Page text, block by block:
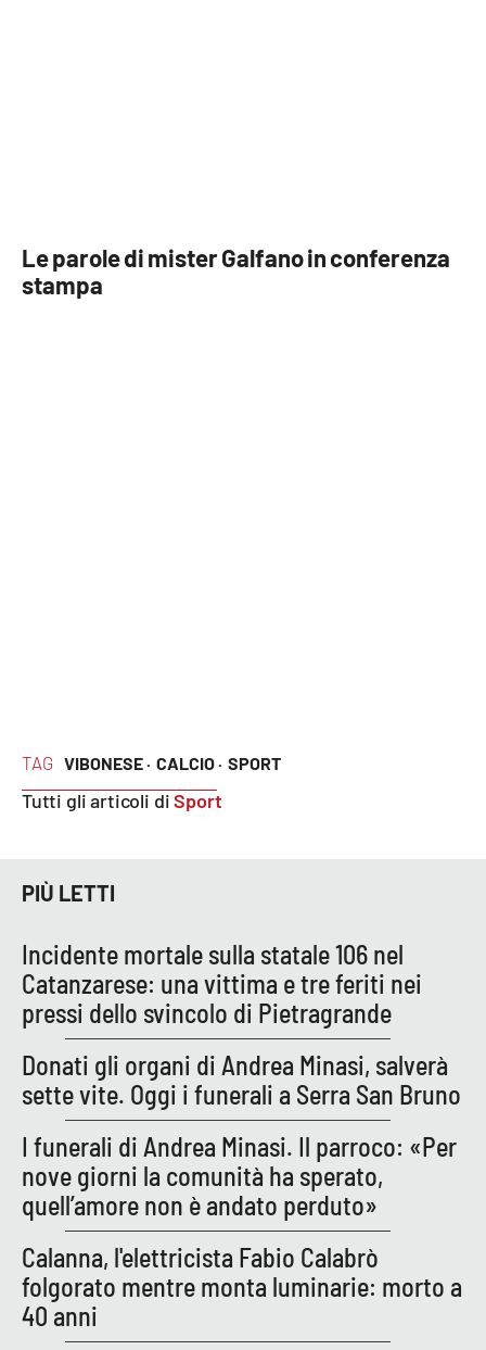
TAG VIBONESE · CALCIO · SPORT
Tutti gli articoli diSport
Le parole di mister Galfano in conferenza
stampa
PIÙ LETTI
Incidente mortale sulla statale 106 nel
Catanzarese: una vittima e tre feriti nei
pressi dello svincolo di Pietragrande
Donati gli organi di Andrea Minasi, salverà
sette vite. Oggi i funerali a Serra San Bruno
I funerali di Andrea Minasi. Il parroco: «Per
nove giorni la comunità ha sperato,
quell’amore non è andato perduto»
Calanna, l'elettricista Fabio Calabrò
folgorato mentre monta luminarie: morto a
40 anni